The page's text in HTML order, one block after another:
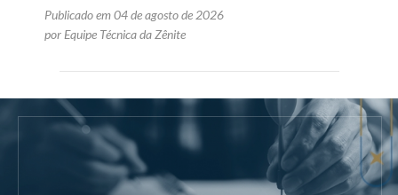
Publicado em 04 de agosto de 2026
por Equipe Técnica da Zênite